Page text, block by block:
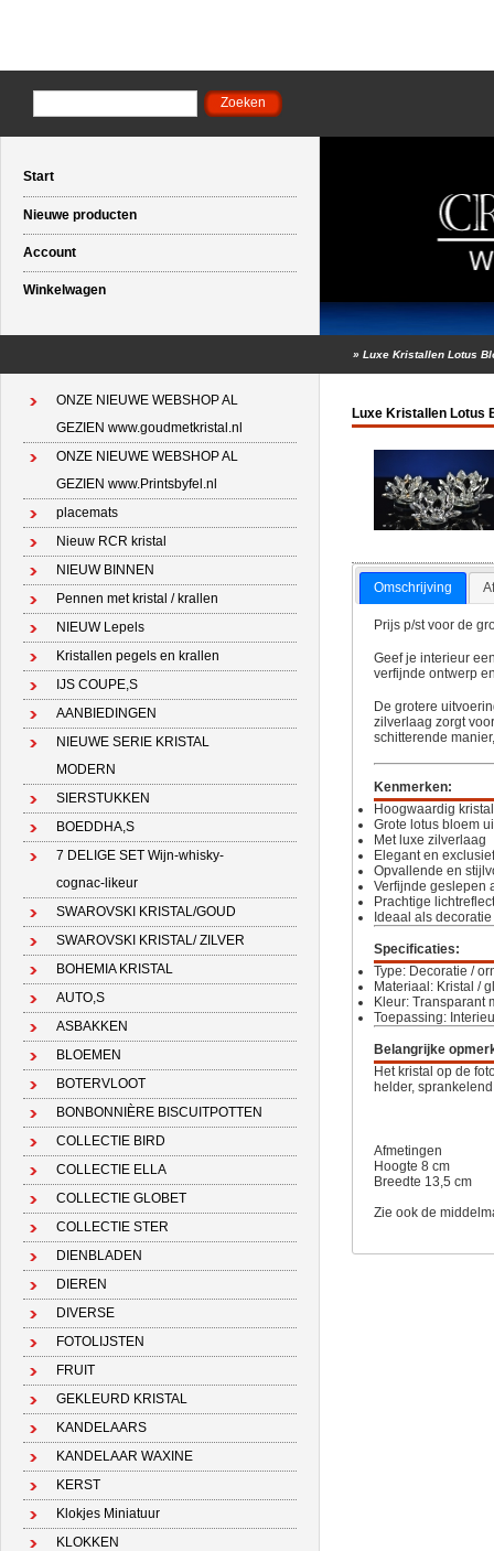
Start
Nieuwe producten
Account
Winkelwagen
» Luxe Kristallen Lotus
ONZE NIEUWE WEBSHOP AL
GEZIEN www.goudmetkristal.nl
ONZE NIEUWE WEBSHOP AL
GEZIEN www.Printsbyfel.nl
placemats
Nieuw RCR kristal
NIEUW BINNEN
Pennen met kristal / krallen
NIEUW Lepels
Kristallen pegels en krallen
IJS COUPE,S
AANBIEDINGEN
NIEUWE SERIE KRISTAL
MODERN
SIERSTUKKEN
BOEDDHA,S
7 DELIGE SET Wijn-whisky-
cognac-likeur
SWAROVSKI KRISTAL/GOUD
SWAROVSKI KRISTAL/ ZILVER
BOHEMIA KRISTAL
AUTO,S
ASBAKKEN
BLOEMEN
BOTERVLOOT
BONBONNIÈRE BISCUITPOTTEN
COLLECTIE BIRD
COLLECTIE ELLA
COLLECTIE GLOBET
COLLECTIE STER
DIENBLADEN
DIEREN
DIVERSE
FOTOLIJSTEN
FRUIT
GEKLEURD KRISTAL
KANDELAARS
KANDELAAR WAXINE
KERST
Klokjes Miniatuur
KLOKKEN
Luxe Kristallen Lotus
Omschrijving
Prijs p/st voor de
Geef je interieur
verfijnde ontwerp
De grotere
zilverlaag zorgt
schitterende
Kenmerken:
Hoogwaardig kristal
Grote lotus bloem
Met luxe zilverlaag
Elegant en
Opvallende en
Verfijnde geslepen
Prachtige
Ideaal als
Specificaties:
Type: Decoratie /
Materiaal: Kristal /
Kleur: Transparant
Toepassing:
Belangrijke
Het kristal op de
helder,
Afmetingen
Hoogte 8 cm
Breedte 13,5 cm
Zie ook de